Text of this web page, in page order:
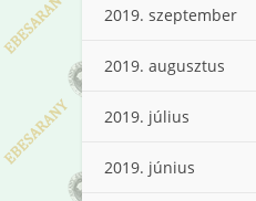
2019. szeptember
2019. augusztus
2019. július
2019. június